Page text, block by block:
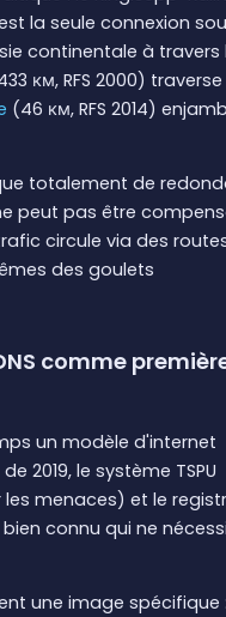
est la seule connexion
continentale à travers
км, RFS 2000)
(46 км, RFS 2014)
totalement de
peut pas être
circule via des
des goulets
comme
un modèle d'internet
2019, le système TSPU
menaces) et le
connu qui ne
une image spécifique :